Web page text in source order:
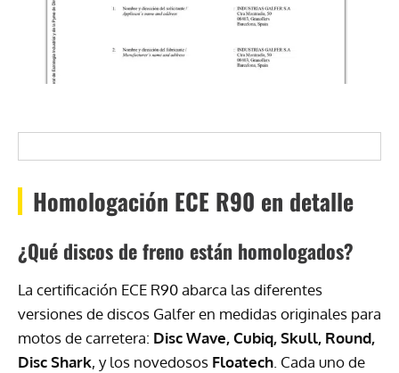
Homologación ECE R90 en detalle
¿Qué discos de freno están homologados?
La certificación ECE R90 abarca las diferentes
versiones de discos Galfer en medidas originales para
motos de carretera: Disc Wave, Cubiq, Skull, Round,
Disc Shark, y los novedosos Floatech. Cada uno de